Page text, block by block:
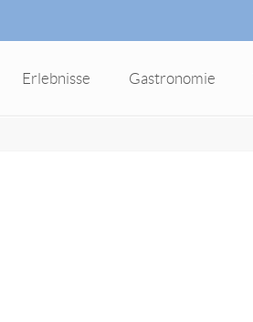
Erlebnisse Gastronomie